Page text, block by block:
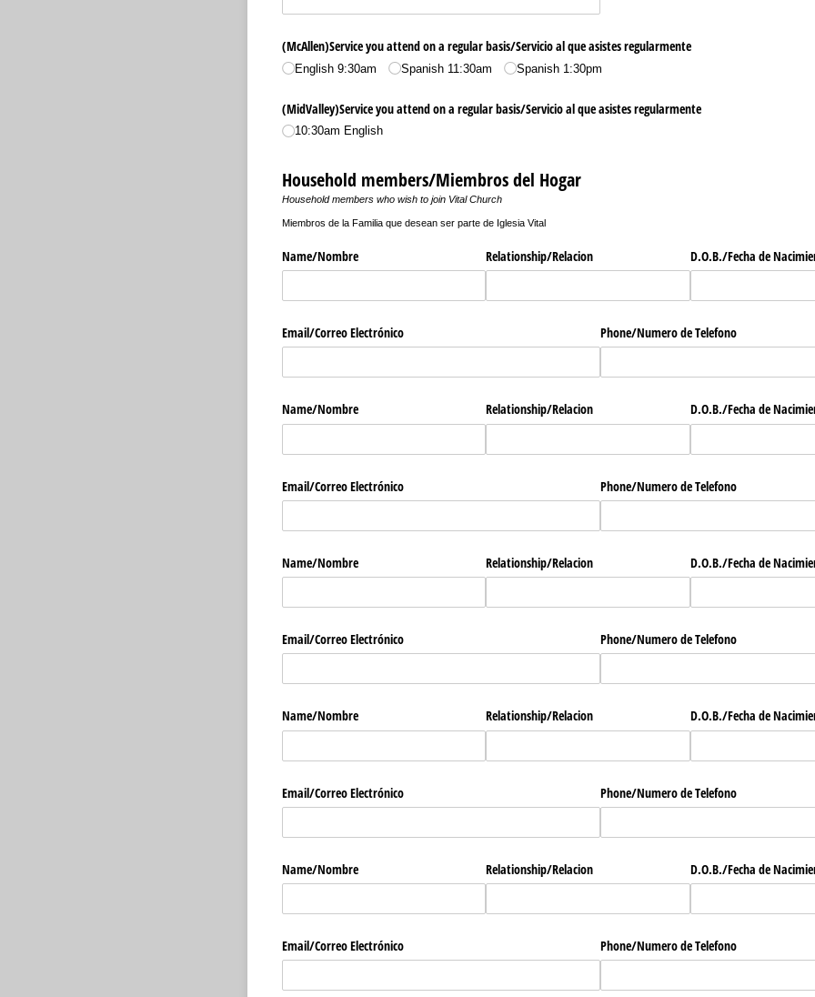
(McAllen)Service you attend on a regular basis/​Servicio al que asistes regularmente
English 9:30am Spanish 11:30am Spanish 1:30pm
(MidValley)Service you attend on a regular basis/​Servicio al que asistes regularmente
10:30am English
Household members/Miembros del Hogar
Household members who wish to join Vital Church
Miembros de la Familia que desean ser parte de Iglesia Vital
Name/​Nombre Relationship/​Relacion D.O.B./​Fecha de
Email/​Correo Electrónico Phone/​Numero de Telefono
Name/​Nombre Relationship/​Relacion D.O.B./​Fecha de
Email/​Correo Electrónico Phone/​Numero de Telefono
Name/​Nombre Relationship/​Relacion D.O.B./​Fecha de
Email/​Correo Electrónico Phone/​Numero de Telefono
Name/​Nombre Relationship/​Relacion D.O.B./​Fecha de
Email/​Correo Electrónico Phone/​Numero de Telefono
Name/​Nombre Relationship/​Relacion D.O.B./​Fecha de
Email/​Correo Electrónico Phone/​Numero de Telefono